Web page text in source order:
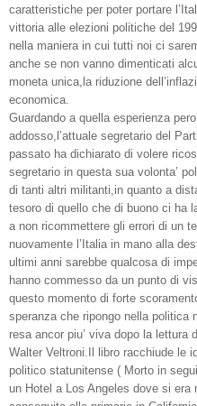
caratteristiche per poter portare
vittoria alle elezioni politiche del
nella maniera in cui tutti noi ci
anche se non vanno dimenticati
moneta unica,la riduzione
economica.
Guardando a quella esperienza
addosso,l’attuale segretario del
passato ha dichiarato di volere
segretario in questa sua volonta’
di tanti altri militanti,in quanto a
tesoro di quello che di buono ci ha
a non ricommettere gli errori di un
nuovamente l’Italia in mano alla
ultimi anni sarebbe qualcosa di
hanno commesso da un punto di
questo momento di forte
speranza che ripongo nella politica
resa ancor piu’ viva dopo la lettura
Walter Veltroni.Il libro racchiude le
politico statunitense ( Morto in
un Hotel a Los Angeles dove si